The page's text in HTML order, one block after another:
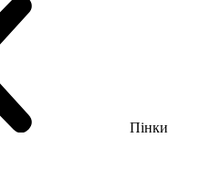
Пінки